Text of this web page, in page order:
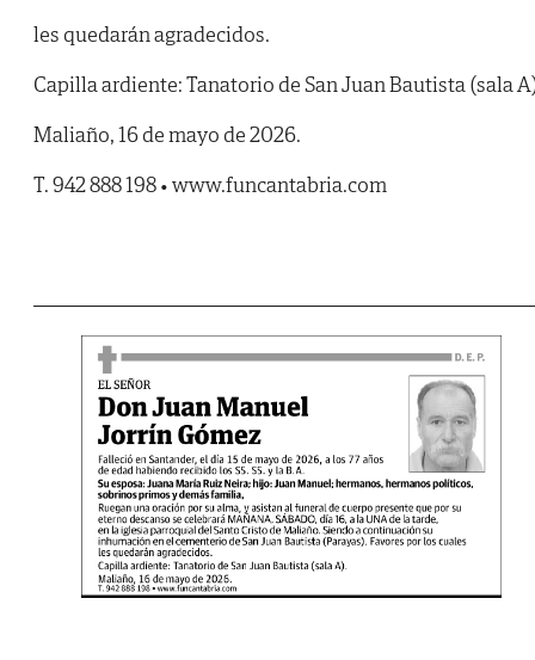
les quedarán agradecidos.
Capilla ardiente: Tanatorio de San Juan Bautista (sala
Maliaño, 16 de mayo de 2026.
T. 942 888 198 • www.funcantabria.com